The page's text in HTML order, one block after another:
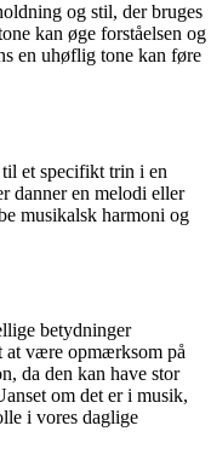
og stil, der bruges
kan øge forståelsen og
en uhøflig tone kan føre
et specifikt trin i en
danner en melodi eller
musikalsk harmoni og
betydninger
at være opmærksom på
da den kan have stor
om det er i musik,
i vores daglige